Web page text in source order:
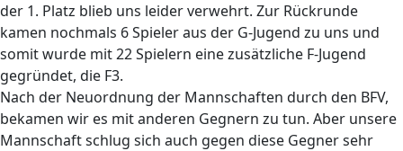
der 1. Platz blieb uns leider verwehrt. Zur Rückrunde
kamen nochmals 6 Spieler aus der G-Jugend zu uns und
somit wurde mit 22 Spielern eine zusätzliche F-Jugend
gegründet, die F3.
Nach der Neuordnung der Mannschaften durch den BFV,
bekamen wir es mit anderen Gegnern zu tun. Aber unsere
Mannschaft schlug sich auch gegen diese Gegner sehr